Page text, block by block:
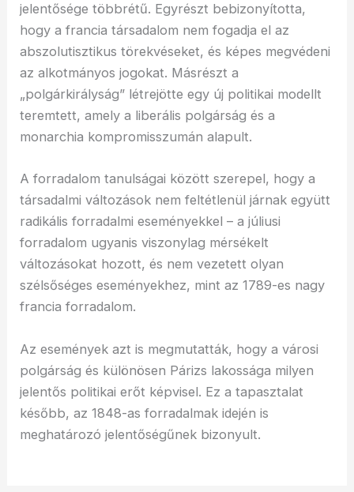
jelentősége többrétű. Egyrészt bebizonyította,
hogy a francia társadalom nem fogadja el az
abszolutisztikus törekvéseket, és képes megvédeni
az alkotmányos jogokat. Másrészt a
„polgárkirályság” létrejötte egy új politikai modellt
teremtett, amely a liberális polgárság és a
monarchia kompromisszumán alapult.
A forradalom tanulságai között szerepel, hogy a
társadalmi változások nem feltétlenül járnak együtt
radikális forradalmi eseményekkel – a júliusi
forradalom ugyanis viszonylag mérsékelt
változásokat hozott, és nem vezetett olyan
szélsőséges eseményekhez, mint az 1789-es nagy
francia forradalom.
Az események azt is megmutatták, hogy a városi
polgárság és különösen Párizs lakossága milyen
jelentős politikai erőt képvisel. Ez a tapasztalat
később, az 1848-as forradalmak idején is
meghatározó jelentőségűnek bizonyult.